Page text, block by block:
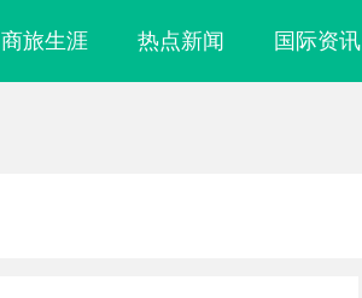
商旅生涯 热点新闻 国际资讯